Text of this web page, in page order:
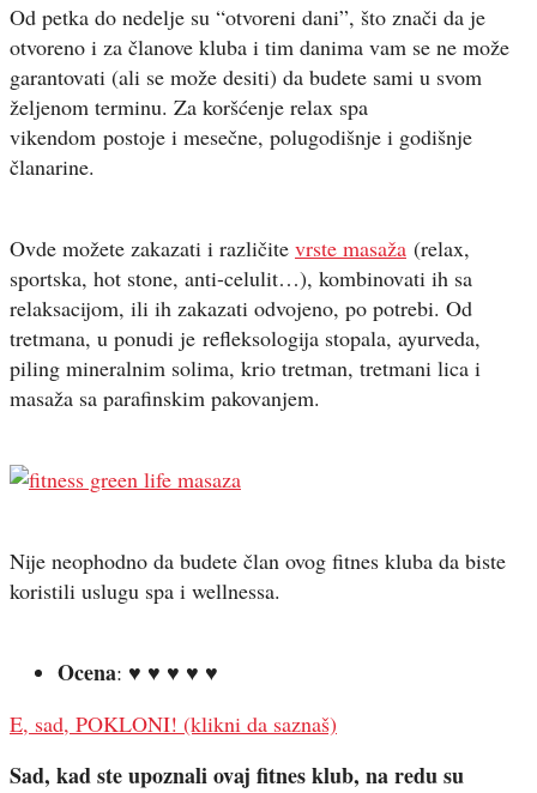
Od petka do nedelje su “otvoreni dani”, što znači da je
otvoreno i za članove kluba i tim danima vam se ne može
garantovati (ali se može desiti) da budete sami u svom
željenom terminu. Za koršćenje relax spa
vikendom postoje i mesečne, polugodišnje i godišnje
članarine.
Ovde možete zakazati i različite vrste masaža (relax,
sportska, hot stone, anti-celulit…), kombinovati ih sa
relaksacijom, ili ih zakazati odvojeno, po potrebi. Od
tretmana, u ponudi je refleksologija stopala, ayurveda,
piling mineralnim solima, krio tretman, tretmani lica i
masaža sa parafinskim pakovanjem.
Nije neophodno da budete član ovog fitnes kluba da biste
koristili uslugu spa i wellnessa.
Ocena: ♥ ♥ ♥ ♥ ♥
E, sad, POKLONI! (klikni da saznaš)
Sad, kad ste upoznali ovaj fitnes klub, na redu su